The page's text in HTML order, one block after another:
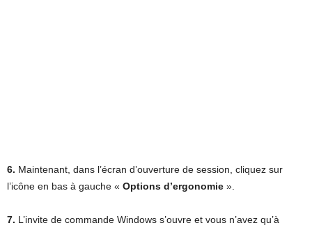
6. Maintenant, dans l’écran d’ouverture de session, cliquez sur
l’icône en bas à gauche « Options d’ergonomie ».
7. L’invite de commande Windows s’ouvre et vous n’avez qu’à